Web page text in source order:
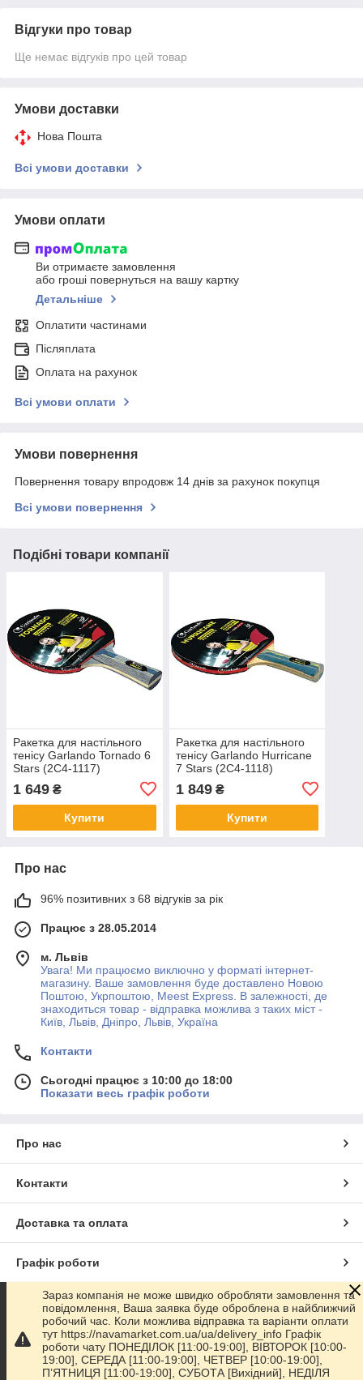
Відгуки про товар
Ще немає відгуків про цей товар
Умови доставки
Нова Пошта
Всі умови доставки
Умови оплати
Ви отримаєте замовлення
або гроші повернуться на вашу картку
Детальніше
Оплатити частинами
Післяплата
Оплата на рахунок
Всі умови оплати
Умови повернення
Повернення товару впродовж 14 днів за рахунок покупця
Всі умови повернення
Подібні товари компанії
Ракетка для настільного
тенісу Garlando Tornado 6
Stars (2C4-1117)
1 649 ₴
Купити
Ракетка для настільного
тенісу Garlando Hurricane
7 Stars (2C4-1118)
1 849₴
Купити
Про нас
96% позитивних з 68 відгуків за рік
Працює з 28.05.2014
м. Львів
Увага! Ми працюємо виключно у форматі інтернет-
магазину. Ваше замовлення буде доставлено Новою
Поштою, Укрпоштою, Meest Express. В залежності, де
знаходиться товар - відправка можлива з таких міст -
Київ, Львів, Дніпро, Львів, Україна
Контакти
Сьогодні працює з 10:00 до 18:00
Показати весь графік роботи
Про нас
Контакти
Доставка та оплата
Графік роботи
Повна версія сайту
Сайт створено на маркетплейсіProm.ua
Зараз компанія не може швидко обробляти замовлення та
повідомлення, Ваша заявка буде оброблена в найближчий
робочий час. Коли можлива відправка та варіанти оплати
тут https://navamarket.com.ua/ua/delivery_info Графік
роботи чату ПОНЕДІЛОК [11:00-19:00], ВІВТОРОК [10:00-
19:00], СЕРЕДА [11:00-19:00], ЧЕТВЕР [10:00-19:00],
ПʼЯТНИЦЯ [11:00-19:00], СУБОТА [Вихідний], НЕДІЛЯ